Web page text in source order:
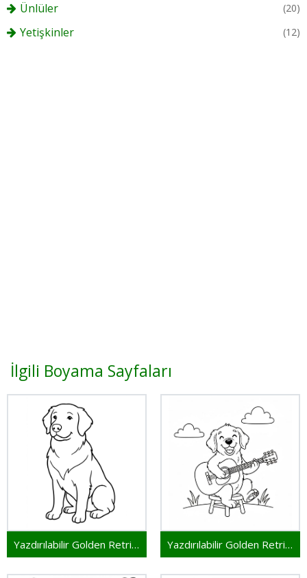
Ünlüler (20)
Yetişkinler (12)
İlgili Boyama Sayfaları
Yazdırılabilir Golden Retriever Yazdırılabilir Golden Retriever Resim